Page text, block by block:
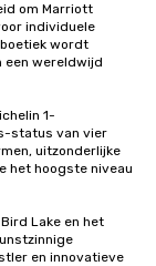
om Marriott
individuele
wordt
een wereldwijd
1-
status van vier
uitzonderlijke
het hoogste niveau
Lake en het
en innovatieve